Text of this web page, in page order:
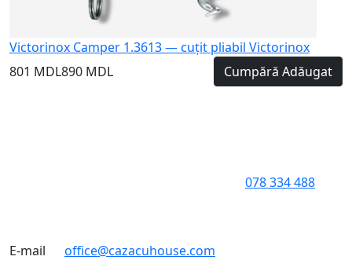
Victorinox Camper 1.3613 — cuțit pliabil Victorinox
801 MDL890 MDL Cumpără Adăugat
078 334 488
E-mail
office@cazacuhouse.com